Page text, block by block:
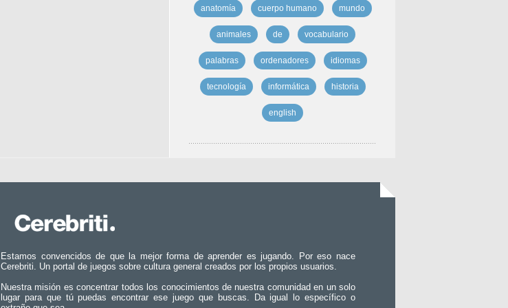
anatomía cuerpo humano mundo
animales de vocabulario
palabras ordenadores idiomas
tecnología informática historia
english
Estamos convencidos de que la mejor forma de aprender es jugando. Por eso nace
Cerebriti. Un portal de juegos sobre cultura general creados por los propios usuarios.
Nuestra misión es concentrar todos los conocimientos de nuestra comunidad en un solo
lugar para que tú puedas encontrar ese juego que buscas. Da igual lo específico o